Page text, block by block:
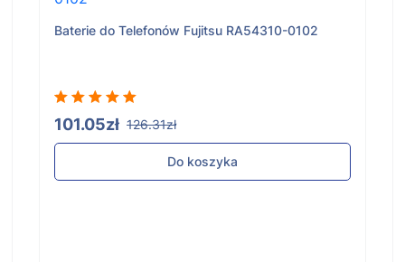
Baterie do Telefonów Fujitsu RA54310-0102
101.05zł 126.31zł
Do koszyka